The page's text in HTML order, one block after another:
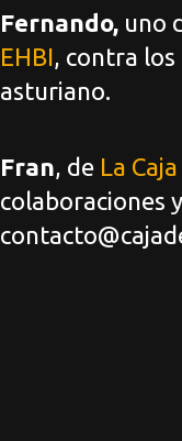
Fernando, uno
EHBI, contra
asturiano.
Fran, de La
colaboraciones